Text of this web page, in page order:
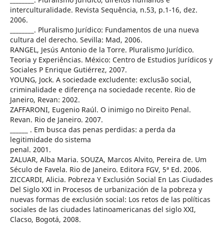
interculturalidade. Revista Sequência, n.53, p.1-16, dez.
2006.
________. Pluralismo Jurídico: Fundamentos de una nueva
cultura del derecho. Sevilla: Mad, 2006.
RANGEL, Jesús Antonio de la Torre. Pluralismo Jurídico.
Teoria y Experiências. México: Centro de Estudios Jurídicos y
Sociales P Enrique Gutiérrez, 2007.
YOUNG, Jock. A sociedade excludente: exclusão social,
criminalidade e diferença na sociedade recente. Rio de
Janeiro, Revan: 2002.
ZAFFARONI, Eugenio Raúl. O inimigo no Direito Penal.
Revan. Rio de Janeiro. 2007.
______ . Em busca das penas perdidas: a perda da
legitimidade do sistema
penal. 2001.
ZALUAR, Alba Maria. SOUZA, Marcos Alvito, Pereira de. Um
Século de Favela. Rio de Janeiro. Editora FGV, 5ª Ed. 2006.
ZICCARDI, Alicia. Pobreza Y Exclusión Social En Las Ciudades
Del Siglo XXI in Procesos de urbanización de la pobreza y
nuevas formas de exclusión social: Los retos de las políticas
sociales de las ciudades latinoamericanas del siglo XXI,
Clacso, Bogotá, 2008.